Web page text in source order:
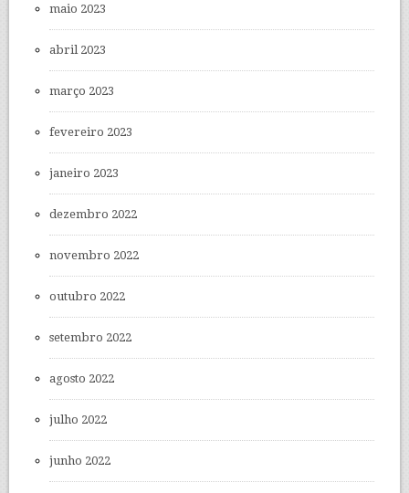
maio 2023
abril 2023
março 2023
fevereiro 2023
janeiro 2023
dezembro 2022
novembro 2022
outubro 2022
setembro 2022
agosto 2022
julho 2022
junho 2022